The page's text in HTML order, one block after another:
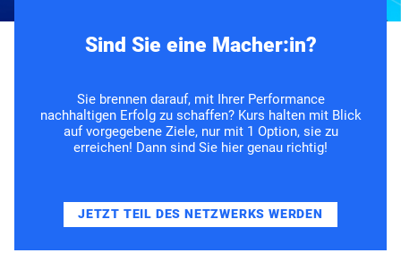
Sind Sie eine Macher:in?
Sie brennen darauf, mit Ihrer Performance
nachhaltigen Erfolg zu schaffen? Kurs halten mit Blick
auf vorgegebene Ziele, nur mit 1 Option, sie zu
erreichen! Dann sind Sie hier genau richtig!
JETZT TEIL DES NETZWERKS WERDEN